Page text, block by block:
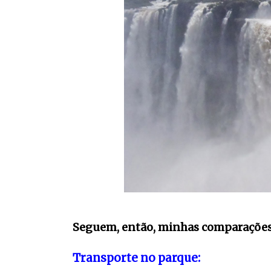
Seguem, então, minhas
Transporte no parque: